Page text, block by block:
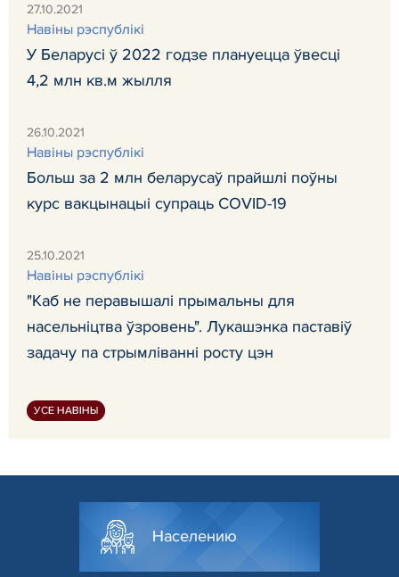
27.10.2021
Навiны рэспублiкi
У Беларусі ў 2022 годзе плануецца ўвесці
4,2 млн кв.м жылля
26.10.2021
Навiны рэспублiкi
Больш за 2 млн беларусаў прайшлі поўны
курс вакцынацыі супраць COVID-19
25.10.2021
Навiны рэспублiкi
"Каб не перавышалі прымальны для
насельніцтва ўзровень". Лукашэнка паставіў
задачу па стрымліванні росту цэн
УСЕ НАВІНЫ
Населению